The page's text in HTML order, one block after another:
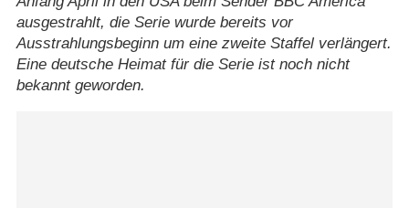
ausgestrahlt, die Serie wurde bereits vor
Ausstrahlungsbeginn um eine zweite Staffel verlängert.
Eine deutsche Heimat für die Serie ist noch nicht
bekannt geworden.